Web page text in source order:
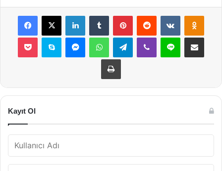
Facebook
X LinkedInTumblr PinterestReddit VKontakte
Pocket Skype MessengerWhatsAppTelegramViber Line E-Posta ile
Yazdır
Kayıt Ol